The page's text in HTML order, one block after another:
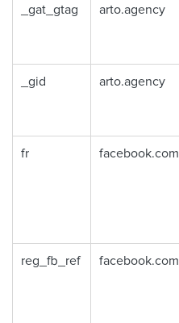
_gat_gtag arto.agency
_gid arto.agency
fr facebook.com
reg_fb_ref facebook.com